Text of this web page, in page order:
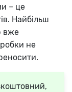
– це
Найбільш
вже
не